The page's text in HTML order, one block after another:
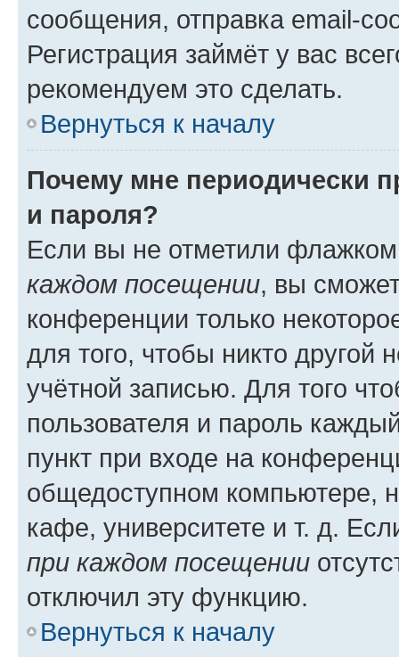
сообщения, отправка email-
Регистрация займёт у вас
рекомендуем это сделать.
Вернуться к началу
Почему мне периодически
и пароля?
Если вы не отметили
каждом посещении, вы
конференции только
для того, чтобы никто другой
учётной записью. Для того
пользователя и пароль
пункт при входе на
общедоступном компьютере,
кафе, университете и т. д.
при каждом посещении
отключил эту функцию.
Вернуться к началу